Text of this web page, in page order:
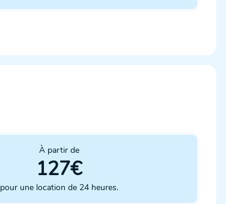
À partir de
127€
pour une location de 24 heures.